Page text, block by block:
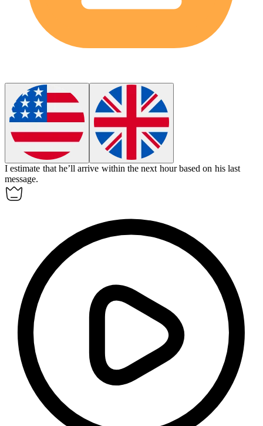
Iestimate that he’ll arrive within the next hour based on his last
message.